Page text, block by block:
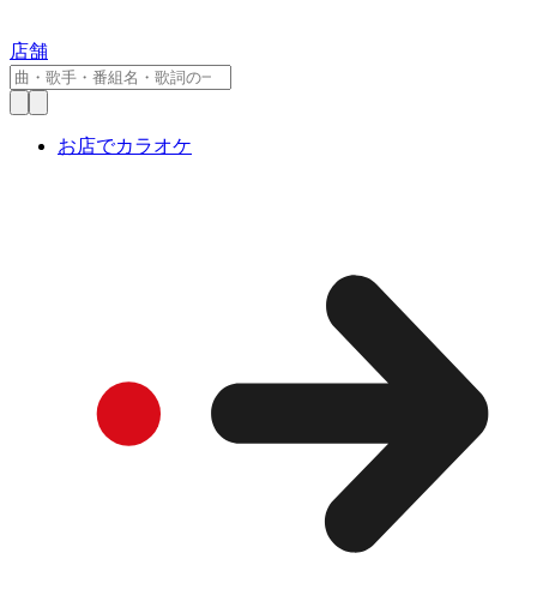
店舗
お店でカラオケ